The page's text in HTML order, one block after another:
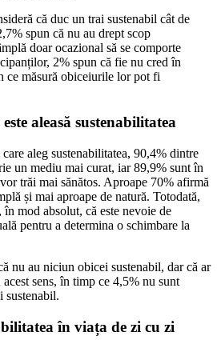
că duc un trai sustenabil cât de
spun că nu au drept scop
doar ocazional să se comporte
2% spun că fie nu cred în
ce măsură obiceiurile lor pot fi
aleasă sustenabilitatea
aleg sustenabilitatea, 90,4% dintre
un mediu mai curat, iar 89,9% sunt în
trăi mai sănătos. Aproape 70% afirmă
și mai aproape de natură. Totodată,
mod absolut, că este nevoie de
pentru a determina o schimbare la
nu au niciun obicei sustenabil, dar că ar
sens, în timp ce 4,5% nu sunt
sustenabil.
în viața de zi cu zi